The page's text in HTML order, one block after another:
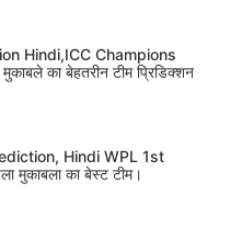
Hindi,ICC Champions
का बेहतरीन टीम प्रिडिक्शन
Hindi WPL 1st
मुकाबला का बेस्ट टीम।